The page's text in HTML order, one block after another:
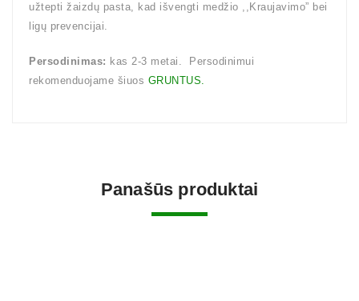
užtepti žaizdų pasta, kad išvengti medžio ,,Kraujavimo” bei
ligų prevencijai.
Persodinimas: kas 2-3 metai. Persodinimui
rekomenduojame šiuos GRUNTUS.
Panašūs produktai